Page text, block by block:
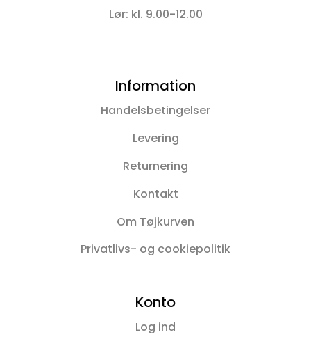
Lør: kl. 9.00-12.00
Information
Handelsbetingelser
Levering
Returnering
Kontakt
Om Tøjkurven
Privatlivs- og cookiepolitik
Konto
Log ind